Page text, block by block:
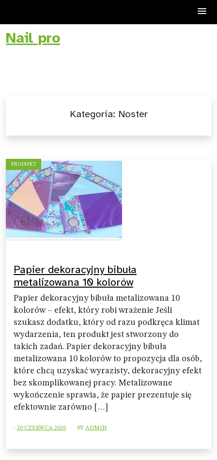
Skip
toNail pro
Kategoria: Noster
PRODUKT
Papier dekoracyjny bibuła
metalizowana 10 kolorów
Papier dekoracyjny bibuła metalizowana 10
kolorów – efekt, który robi wrażenie Jeśli
szukasz dodatku, który od razu podkręca klimat
wydarzenia, ten produkt jest stworzony do
takich zadań. Papier dekoracyjny bibuła
metalizowana 10 kolorów to propozycja dla osób,
które chcą uzyskać wyrazisty, dekoracyjny efekt
bez skomplikowanej pracy. Metalizowane
wykończenie sprawia, że papier prezentuje się
efektownie zarówno […]
- 20 CZERWCA 2026 BYADMIN